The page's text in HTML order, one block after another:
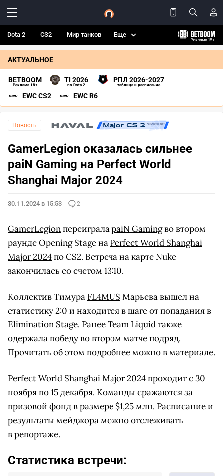
Dota 2 CS2 Мир танков Еще
АКТУАЛЬНОЕ
BETBOOM
Реклама 18+
TI 2026
по Dota 2
РПЛ 2026-2027
таблица и расписание
EWC CS2 EWC R6
Новость
GamerLegion оказалась сильнее
paiN Gaming на Perfect World
Shanghai Major 2024
30.11.2024 в 15:53 2
GamerLegionпереигралаpaiN Gamingво втором
раунде Opening Stage на Perfect World Shanghai
Major 2024по CS2. Встреча на карте Nuke
закончилась со счетом 13:10.
Коллектив Тимура FL4MUS Марьева вышел на
статистику 2:0 и находится в шаге от попадания в
Elimination Stage. РанееTeam Liquidтакже
одержала победу во втором матче подряд.
Прочитать об этом подробнее можно вматериале.
Perfect World Shanghai Major 2024 проходит с 30
ноября по 15 декабря. Команды сражаются за
призовой фонд в размере $1,25 млн. Расписание и
результаты мейджора можно отслеживать
врепортаже.
Статистика встречи: